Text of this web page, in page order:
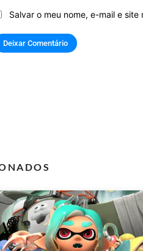
Salvar o meu nome, e-mail e